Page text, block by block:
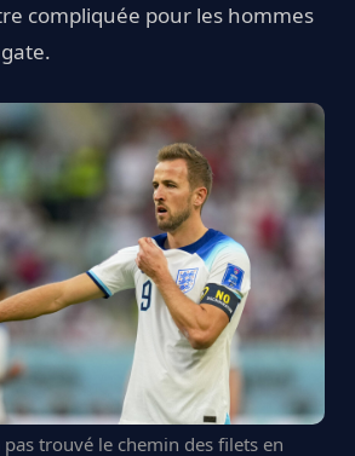
compliquée pour les hommes
pas trouvé le chemin des filets en